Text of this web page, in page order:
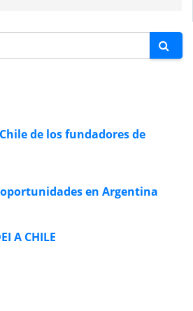
de los fundadores de
en Argentina
A CHILE